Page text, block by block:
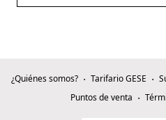
¿Quiénes somos? Tarifario GESE
Puntos de venta